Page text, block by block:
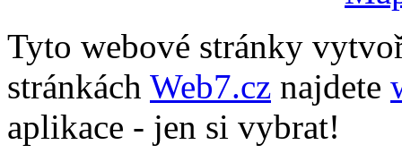
Tyto webové stránky
stránkách Web7.cz najdete
aplikace - jen si vybrat!